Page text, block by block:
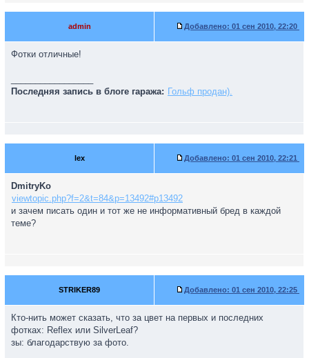
admin Добавлено: 01 сен 2010, 22:20
Фотки отличные!
Последняя запись в блоге гаража: Гольф продан).
lex Добавлено: 01 сен 2010, 22:21
DmitryKo
viewtopic.php?f=2&t=84&p=13492#p13492
и зачем писать один и тот же не информативный бред в каждой
теме?
STRIKER89 Добавлено: 01 сен 2010, 22:25
Кто-нить может сказать, что за цвет на первых и последних
фотках: Reflex или SilverLeaf?
зы: благодарствую за фото.